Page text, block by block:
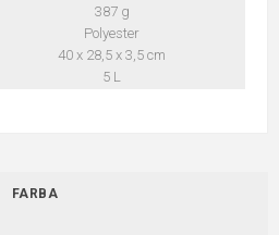
387 g
Polyester
40 x 28,5 x 3,5 cm
5 L
FARBA